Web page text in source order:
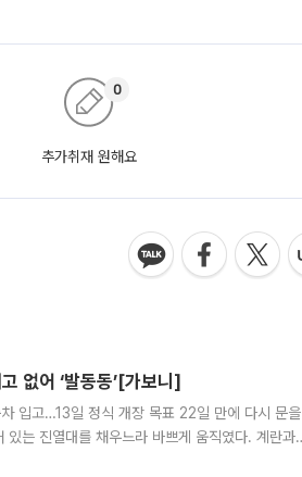
추가취재 원해요
0
없어 ‘발동동’[가보니]
입고…13일 정식 개장 목표 22일 만에 다시 문을
는 진열대를 채우느라 바쁘게 움직였다. 계란과